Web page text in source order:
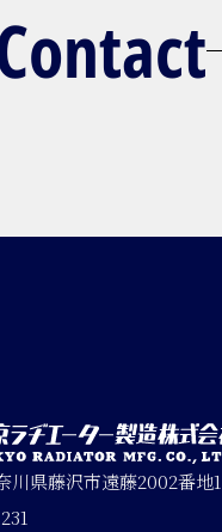
川県藤沢市遠藤2002番地1